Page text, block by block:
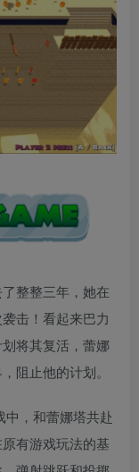
整整三年，她在
击！看起来巴力
将其复活，蕾娜
阻止他的计划。
，和蕾娜塔共赴
有游戏玩法的基